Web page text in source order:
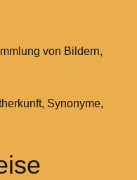
von Bildern,
Synonyme,